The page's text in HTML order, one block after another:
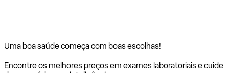
Uma boa saúde começa com boas escolhas!
Encontre os melhores preços em exames laboratoriais e cuide